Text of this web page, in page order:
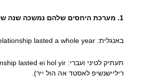
1. מערכת היחסים שלהם נמשכה שנה שלמה.
באנגלית: Their relationship lasted a whole year.
ריליישנשיפ לאסטד אה הול ייר).